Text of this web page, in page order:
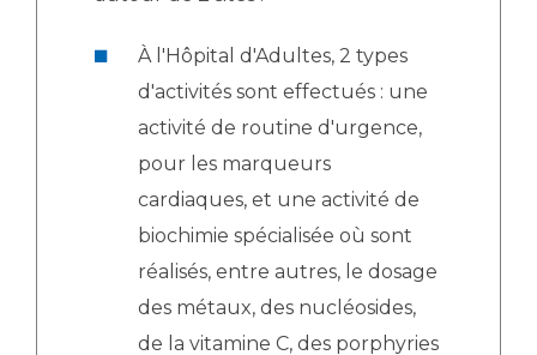
Transports sanitaires
Vos droits, vos devoirs
Handicap
Pôle Médecine Physique et Réadaptation
Accueil sourds et malentendants
Charte Romain Jacob
Les structures de recherche
Écoles et Instituts de Formation
Plateforme des internes
Professionnels de santé
Adresser un patient
À l'Hôpital d'Adultes, 2 types
d'activités sont effectués : une
activité de routine d'urgence,
pour les marqueurs
cardiaques, et une activité de
biochimie spécialisée où sont
réalisés, entre autres, le dosage
des métaux, des nucléosides,
de la vitamine C, des porphyries